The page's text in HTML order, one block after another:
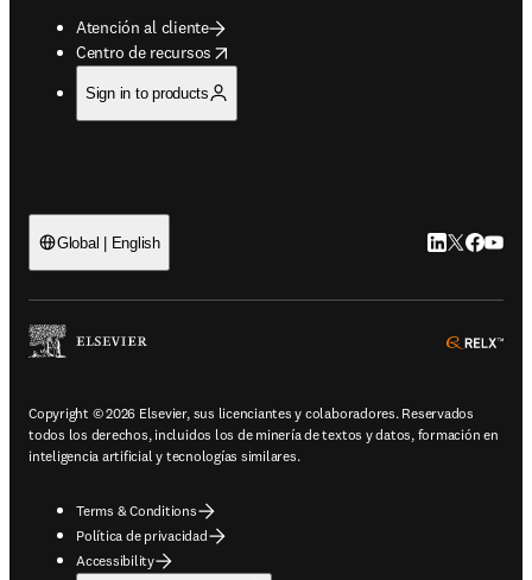
Atención al cliente
Centro de recursos
opens in new tab/window
Sign in to products
Global | English LinkedIn se
Twitter se
Copyright © 2026 Elsevier, sus licenciantes y colaboradores. Reservados
todos los derechos, incluidos los de minería de textos y datos, formación en
inteligencia artificial y tecnologías similares.
Terms & Conditions
Política de privacidad
Accessibility